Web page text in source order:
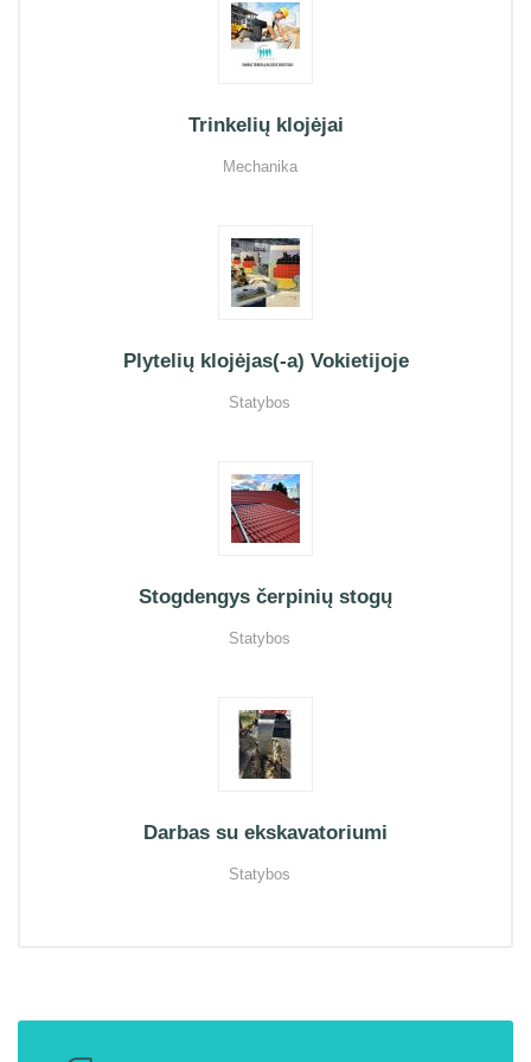
Trinkelių klojėjai
Mechanika
Plytelių klojėjas(-a) Vokietijoje
Statybos
Stogdengys čerpinių stogų
Statybos
Darbas su ekskavatoriumi
Statybos